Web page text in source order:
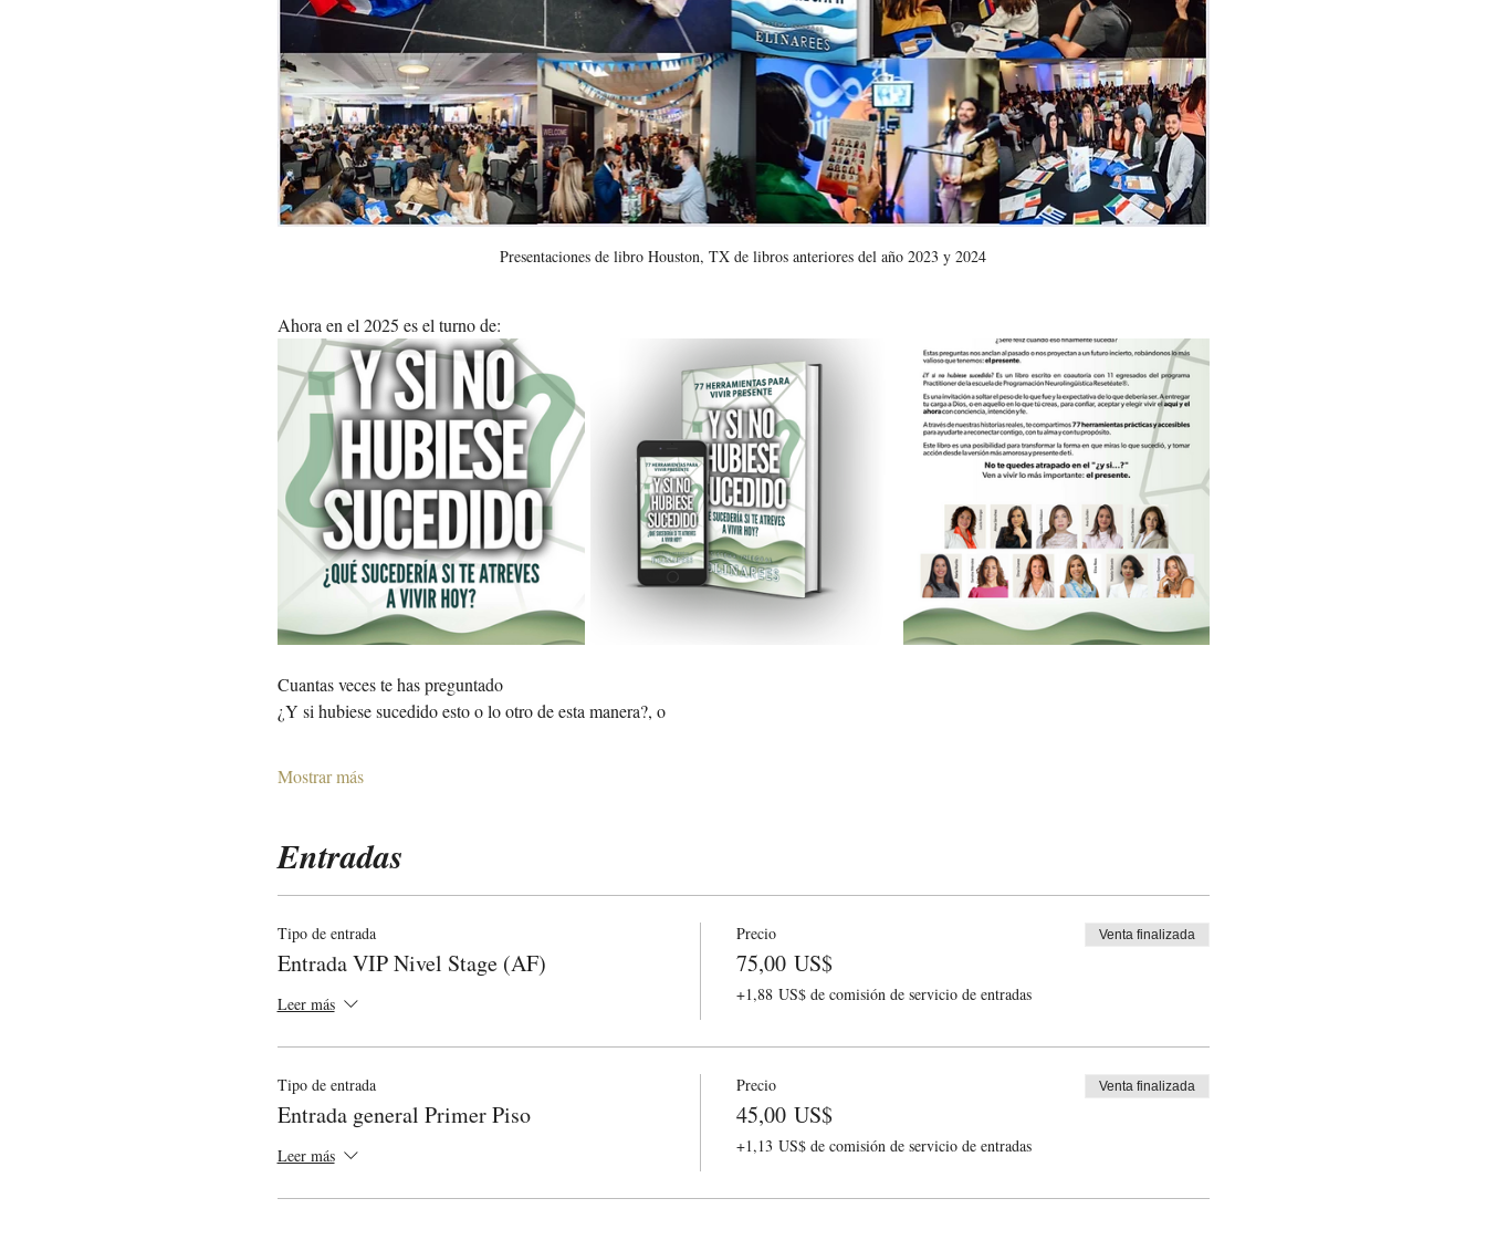
Presentaciones de libro Houston, TX de libros anteriores del año 2023 y 2024
Ahora en el 2025 es el turno de:
Cuantas veces te has preguntado
¿Y si hubiese sucedido esto o lo otro de esta manera?, o
Mostrar más
Entradas
Tipo de entrada
Entrada VIP Nivel Stage (AF)
Leer más
Precio
75,00 US$
+1,88 US$ de comisión de servicio de entradas
Venta finalizada
Tipo de entrada
Entrada general Primer Piso
Leer más
Precio
45,00 US$
+1,13 US$ de comisión de servicio de entradas
Venta finalizada